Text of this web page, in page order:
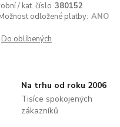
/ kat. číslo 380152
odložené platby: ANO
Do oblíbených
Na trhu od roku 2006
Tisíce spokojených
zákazníků